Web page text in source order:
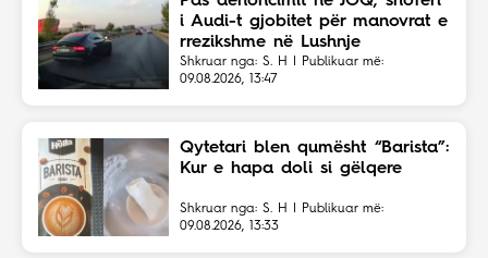
i Audi-t gjobitet për manovrat e
rrezikshme në Lushnje
Shkruar nga: S. H | Publikuar më:
09.08.2026, 13:47
Qytetari blen qumësht “Barista”:
Kur e hapa doli si gëlqere
Shkruar nga: S. H | Publikuar më:
09.08.2026, 13:33